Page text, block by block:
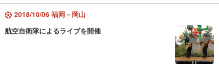
2018/10/06 福岡－岡山
航空自衛隊によるライブを開催